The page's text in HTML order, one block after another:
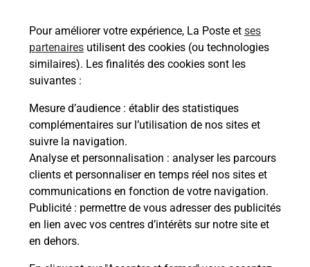
Pour améliorer votre expérience, La Poste et ses
partenaires utilisent des cookies (ou technologies
similaires). Les finalités des cookies sont les
suivantes :
Mesure d’audience : établir des statistiques
complémentaires sur l’utilisation de nos sites et
suivre la navigation.
Analyse et personnalisation : analyser les parcours
clients et personnaliser en temps réel nos sites et
communications en fonction de votre navigation.
Publicité : permettre de vous adresser des publicités
en lien avec vos centres d’intérêts sur notre site et
en dehors.
2 Rue Joseph Graff
67810 Holtzheim
Boîte aux Lettres La Poste
Prochaine collecte du courrierlundià 19h00
3 Rue Joseph Graff
67810 Holtzheim
Le lien s'ouvre dans un nouvel onglet